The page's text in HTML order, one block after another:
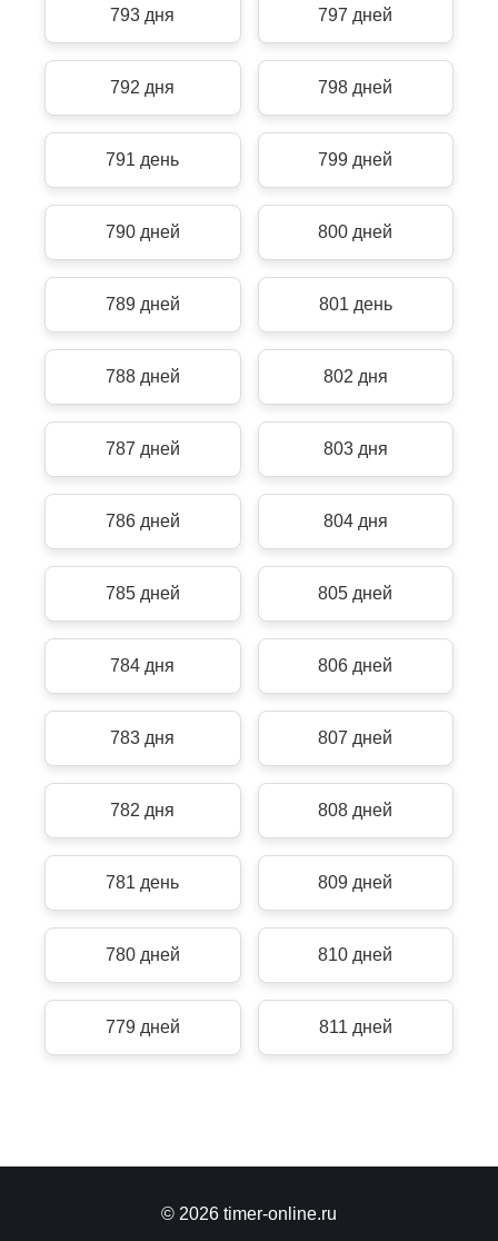
793 дня 797 дней
792 дня 798 дней
791 день 799 дней
790 дней 800 дней
789 дней 801 день
788 дней 802 дня
787 дней 803 дня
786 дней 804 дня
785 дней 805 дней
784 дня 806 дней
783 дня 807 дней
782 дня 808 дней
781 день 809 дней
780 дней 810 дней
779 дней 811 дней
© 2026 timer-online.ru